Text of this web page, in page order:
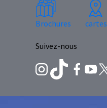
Brochures
cartes
Suivez-nous